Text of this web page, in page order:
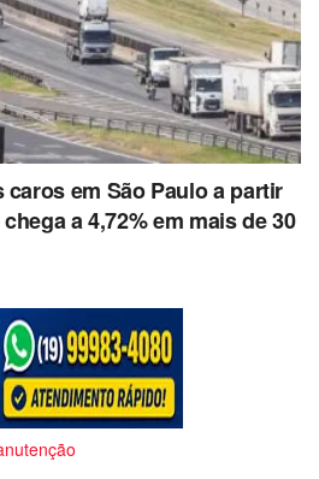
em São Paulo a partir
a 4,72% em mais de 30